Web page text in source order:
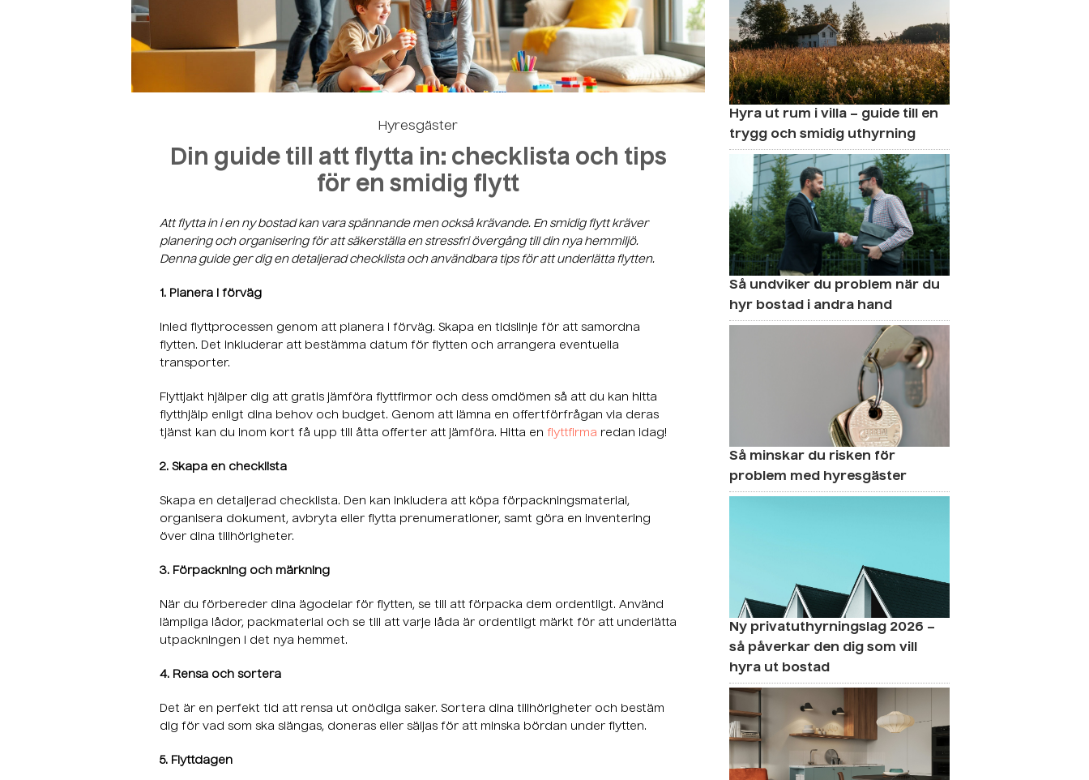
Hyresgäster
Din guide till att flytta in: checklista och tips
för en smidig flytt
Att flytta in i en ny bostad kan vara spännande men också krävande. En smidig flytt kräver
planering och organisering för att säkerställa en stressfri övergång till din nya hemmiljö.
Denna guide ger dig en detaljerad checklista och användbara tips för att underlätta flytten.
1. Planera i förväg
Inled flyttprocessen genom att planera i förväg. Skapa en tidslinje för att samordna
flytten. Det inkluderar att bestämma datum för flytten och arrangera eventuella
transporter.
Flyttjakt hjälper dig att gratis jämföra flyttfirmor och dess omdömen så att du kan hitta
flytthjälp enligt dina behov och budget. Genom att lämna en offertförfrågan via deras
tjänst kan du inom kort få upp till åtta offerter att jämföra. Hitta en flyttfirma redan idag!
2. Skapa en checklista
Skapa en detaljerad checklista. Den kan inkludera att köpa förpackningsmaterial,
organisera dokument, avbryta eller flytta prenumerationer, samt göra en inventering
över dina tillhörigheter.
3. Förpackning och märkning
När du förbereder dina ägodelar för flytten, se till att förpacka dem ordentligt. Använd
lämpliga lådor, packmaterial och se till att varje låda är ordentligt märkt för att underlätta
utpackningen i det nya hemmet.
4. Rensa och sortera
Det är en perfekt tid att rensa ut onödiga saker. Sortera dina tillhörigheter och bestäm
dig för vad som ska slängas, doneras eller säljas för att minska bördan under flytten.
5. Flyttdagen
Hyra ut rum i villa – guide till en
trygg och smidig uthyrning
Så undviker du problem när du
hyr bostad i andra hand
Så minskar du risken för
problem med hyresgäster
Ny privatuthyrningslag 2026 –
så påverkar den dig som vill
hyra ut bostad